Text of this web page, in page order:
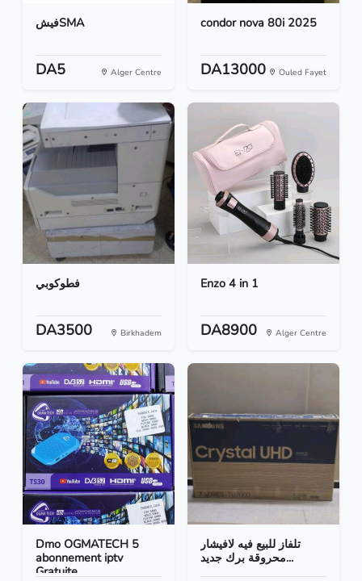
فيشSMA
DA5 Alger Centre
condor nova 80i 2025
DA13000 Ouled Fayet
فطوكوبي
DA3500 Birkhadem
Enzo 4 in 1
DA8900 Alger Centre
Dmo OGMATECH 5
abonnement iptv
Gratuite
تلفاز للبيع فيه لافيشار
محروقة برك جديد...